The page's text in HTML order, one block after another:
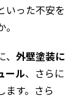
いった不安を
外壁塗装に
ール、さらに
ます。さら